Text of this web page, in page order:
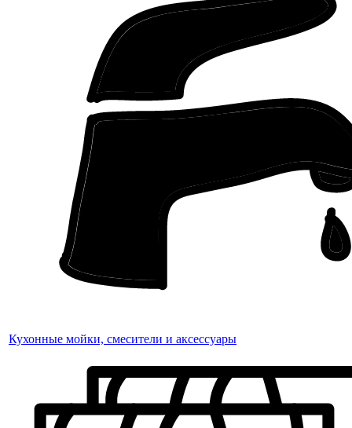
Кухонные мойки, смесители и аксессуары